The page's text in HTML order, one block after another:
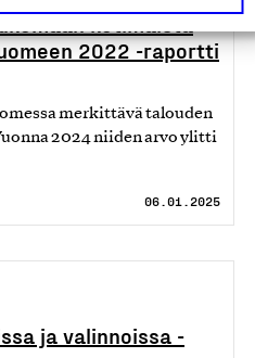
2022 -raportti
merkittävä talouden
2024 niiden arvo ylitti
06.01.2025
ja valinnoissa -